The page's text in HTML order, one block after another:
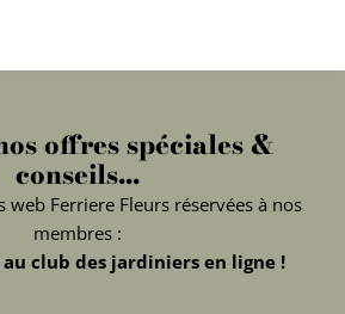
offres spéciales &
conseils...
web Ferriere Fleurs réservées à nos
membres :
club des jardiniers en ligne !